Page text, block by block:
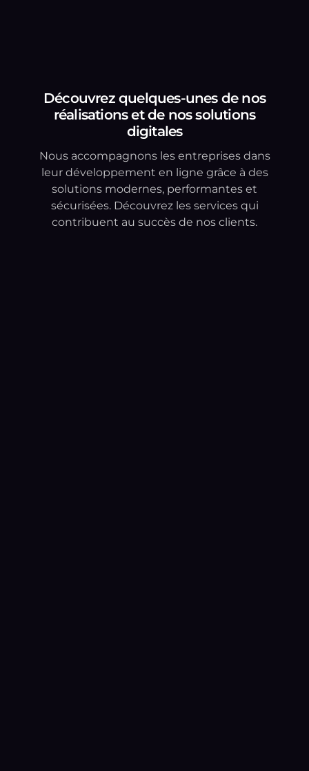
Découvrez quelques-unes de nos
réalisations et de nos solutions
digitales
Nous accompagnons les entreprises dans
leur développement en ligne grâce à des
solutions modernes, performantes et
sécurisées. Découvrez les services qui
contribuent au succès de nos clients.